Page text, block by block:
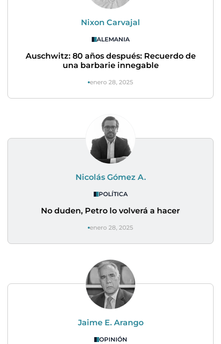
Nixon Carvajal
ALEMANIA
Auschwitz: 80 años después: Recuerdo de
una barbarie innegable
enero 28, 2025
Nicolás Gómez A.
POLÍTICA
No duden, Petro lo volverá a hacer
enero 28, 2025
Jaime E. Arango
OPINIÓN